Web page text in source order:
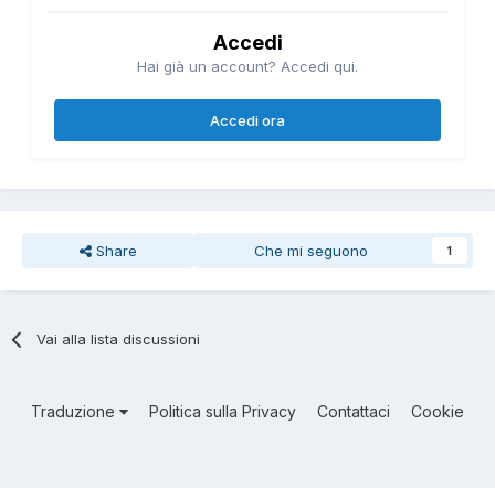
Accedi
Hai già un account? Accedi qui.
Accedi ora
Share Che mi seguono 1
Vai alla lista discussioni
Traduzione Politica sulla Privacy Contattaci Cookie